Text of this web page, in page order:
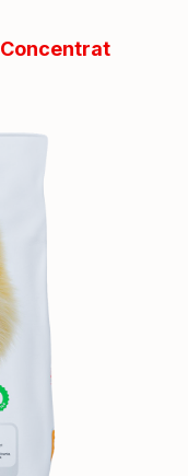
Concentrat